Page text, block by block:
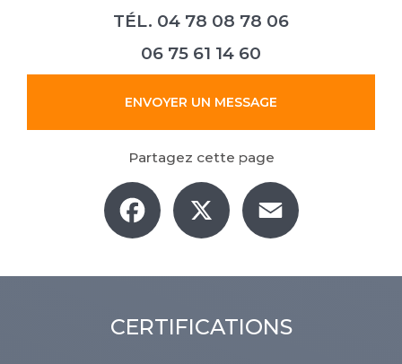
TÉL. 04 78 08 78 06
06 75 61 14 60
ENVOYER UN MESSAGE
Partagez cette page
Facebook
CERTIFICATIONS